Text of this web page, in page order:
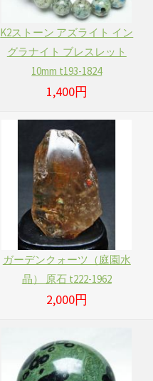
K2ストーン アズライト イン
グラナイト ブレスレット
10mm t193-1824
1,400円
ガーデンクォーツ（庭園水
晶） 原石 t222-1962
2,000円